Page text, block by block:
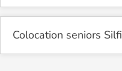
Colocation seniors